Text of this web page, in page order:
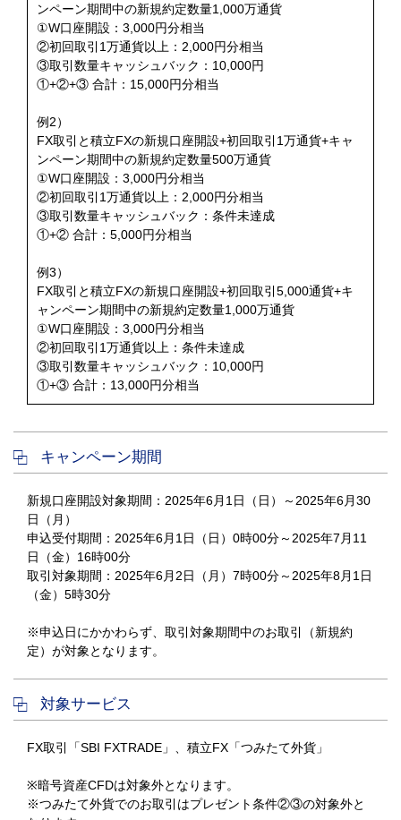
ンペーン期間中の新規約定数量1,000万通貨
①W口座開設：3,000円分相当
②初回取引1万通貨以上：2,000円分相当
③取引数量キャッシュバック：10,000円
①+②+③ 合計：15,000円分相当
例2）
FX取引と積立FXの新規口座開設+初回取引1万通貨+キャ
ンペーン期間中の新規約定数量500万通貨
①W口座開設：3,000円分相当
②初回取引1万通貨以上：2,000円分相当
③取引数量キャッシュバック：条件未達成
①+② 合計：5,000円分相当
例3）
FX取引と積立FXの新規口座開設+初回取引5,000通貨+キ
ャンペーン期間中の新規約定数量1,000万通貨
①W口座開設：3,000円分相当
②初回取引1万通貨以上：条件未達成
③取引数量キャッシュバック：10,000円
①+③ 合計：13,000円分相当
キャンペーン期間
新規口座開設対象期間：2025年6月1日（日）～2025年6月30
日（月）
申込受付期間：2025年6月1日（日）0時00分～2025年7月11
日（金）16時00分
取引対象期間：2025年6月2日（月）7時00分～2025年8月1日
（金）5時30分
※申込日にかかわらず、取引対象期間中のお取引（新規約
定）が対象となります。
対象サービス
FX取引「SBI FXTRADE」、積立FX「つみたて外貨」
※暗号資産CFDは対象外となります。
※つみたて外貨でのお取引はプレゼント条件②③の対象外と